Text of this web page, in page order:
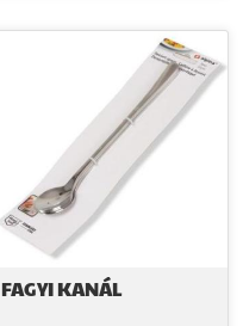
FAGYI KANÁL